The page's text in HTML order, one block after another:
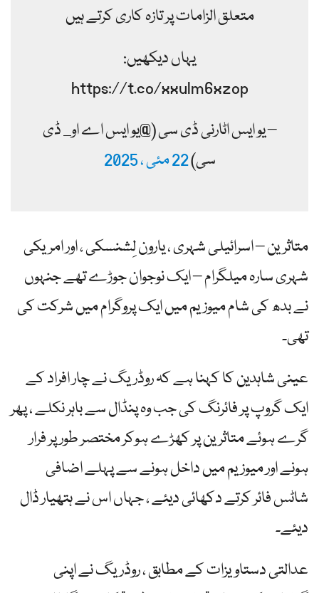
متعلق الزامات پر تازہ کاری کرتے ہیں
یہاں دیکھیں:
https://t.co/xxulm6xzop
– یو ایس اٹارنی ڈی سی (@یو ایس اے او_ ڈی
سی)22 مئی ، 2025
متاثرین – اسرائیلی شہری ، یارون لِشنسکی ، اور امریکی
شہری سارہ میلگرام – ایک نوجوان جوڑے تھے جنہوں
نے بدھ کی شام میوزیم میں ایک پروگرام میں شرکت کی
تھی۔
عینی شاہدین کا کہنا ہے کہ روڈریگ نے چار افراد کے
ایک گروپ پر فائرنگ کی جب وہ پنڈال سے باہر نکلے ، پھر
گرے ہوئے متاثرین پر کھڑے ہوکر مختصر طور پر فرار
ہونے اور میوزیم میں داخل ہونے سے پہلے اضافی
شاٹس فائر کرتے دکھائی دیئے ، جہاں اس نے ہتھیار ڈال
دیئے۔
عدالتی دستاویزات کے مطابق ، روڈریگ نے اپنی